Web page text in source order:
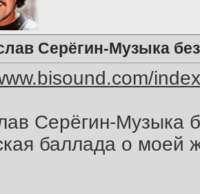
Серёгин-Музыка
Серёгин-Музыка
баллада о моей